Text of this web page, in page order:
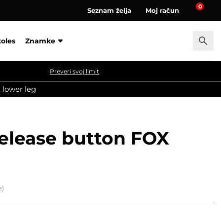
Seznam želja Moj račun 0
Znamke
Preveri svoj limit
lower leg
button FOX